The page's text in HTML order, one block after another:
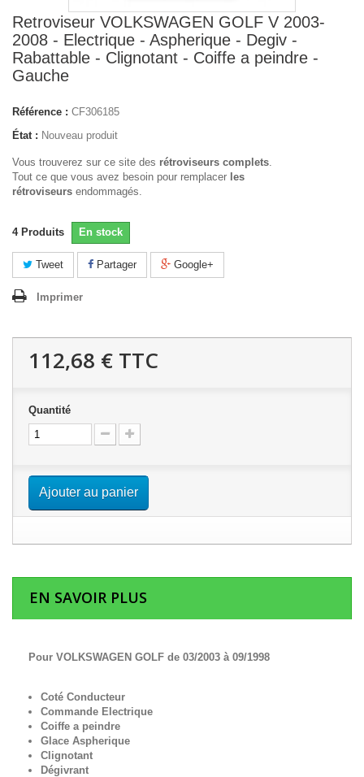
Retroviseur VOLKSWAGEN GOLF V 2003-
2008 - Electrique - Aspherique - Degiv -
Rabattable - Clignotant - Coiffe a peindre -
Gauche
Référence : CF306185
État : Nouveau produit
Vous trouverez sur ce site des rétroviseurs complets.
Tout ce que vous avez besoin pour remplacer les
rétroviseurs endommagés.
4 Produits En stock
Tweet Partager Google+
Imprimer
112,68 € TTC
Quantité
Ajouter au panier
EN SAVOIR PLUS
Pour VOLKSWAGEN GOLF de 03/2003 à 09/1998
Coté Conducteur
Commande Electrique
Coiffe a peindre
Glace Aspherique
Clignotant
Dégivrant